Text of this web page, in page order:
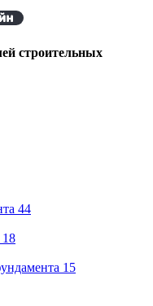
строительных
44
18
15